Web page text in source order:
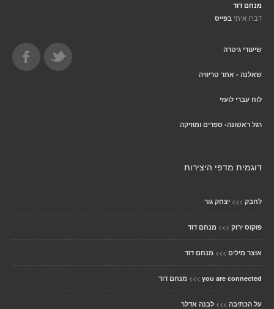
מנחם דוד
דברו איתי בפייס
שיעורי גיטרה
שאלנה - אתר טריוויה
לוח עברי לועזי
רגל ראשונה- ספרים ומוזיקה
דוגמית מדפי היצירות
לחבק >>> יצחק גור
פוקוס ירוק >>> מנחם דוד
אוצר מילים >>> מנחם דוד
you are connected
>>> מנחם דוד
על הכתיבה >>> לבנה אדלר